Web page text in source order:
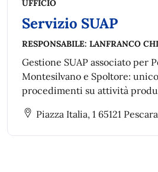
UFFICIO
Servizio SUAP
RESPONSABILE: LANFRANCO
Gestione SUAP associato per
Montesilvano e Spoltore:
procedimenti su attività
semplificando autorizzazioni,
ampliamenti, trasferimenti,
riattivazioni.
Piazza Italia, 1 65121